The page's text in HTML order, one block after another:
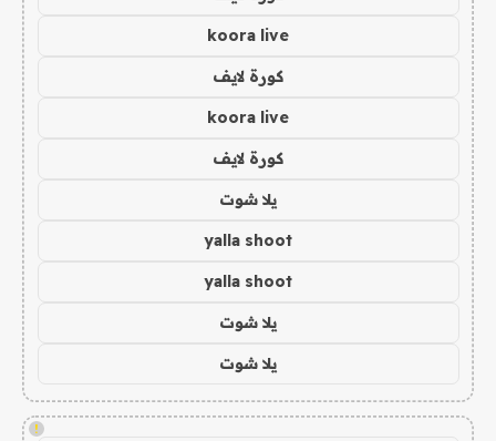
koora live
كورة لايف
koora live
كورة لايف
يلا شوت
yalla shoot
yalla shoot
يلا شوت
يلا شوت
!